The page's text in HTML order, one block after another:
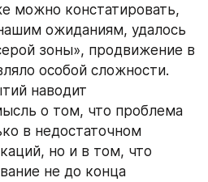
можно констатировать,
ожиданиям, удалось
зоны», продвижение в
особой сложности.
наводит
о том, что проблема
в недостаточном
но и в том, что
не до конца